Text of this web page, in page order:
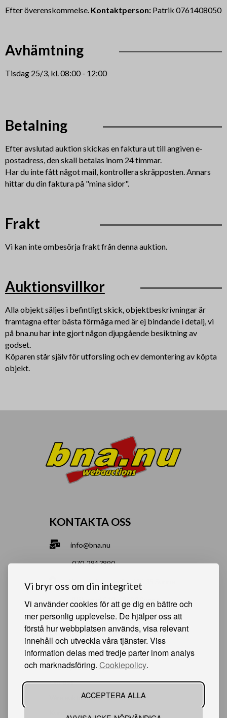
Vi bryr oss om din integritet
Vi använder cookies för att ge dig en bättre och
mer personlig upplevelse. De hjälper oss att
förstå hur webbplatsen används, visa relevant
innehåll och utveckla våra tjänster. Viss
information delas med tredje parter inom analys
och marknadsföring. Cookiepolicy.
ACCEPTERA ALLA
Efter överenskommelse. Kontaktperson:Patrik 0761408050
Avhämtning
Tisdag 25/3, kl. 08:00 - 12:00
Betalning
Efter avslutad auktion skickas en faktura ut till angiven e-
postadress, den skall betalas inom 24 timmar.
Har du inte fått något mail, kontrollera skräpposten. Annars
hittar du din faktura på "mina sidor".
Frakt
Vi kan inte ombesörja frakt från denna auktion.
Auktionsvillkor
Alla objekt säljes i befintligt skick, objektbeskrivningar är
framtagna efter bästa förmåga med är ej bindande i detalj, vi
på bna.nu har inte gjort någon djupgående besiktning av
godset.
Köparen står själv för utforsling och ev demontering av köpta
objekt.
KONTAKTA OSS
info@bna.nu
070-2813890
Norrgårdsgatan 9a, 686 35 Sunne
Bjälverud 540, 68693 Sunne
HJÄLPSAMMA SIDOR
Något du vill sälja?
Att köpa från oss
Om oss
Våra auktioner